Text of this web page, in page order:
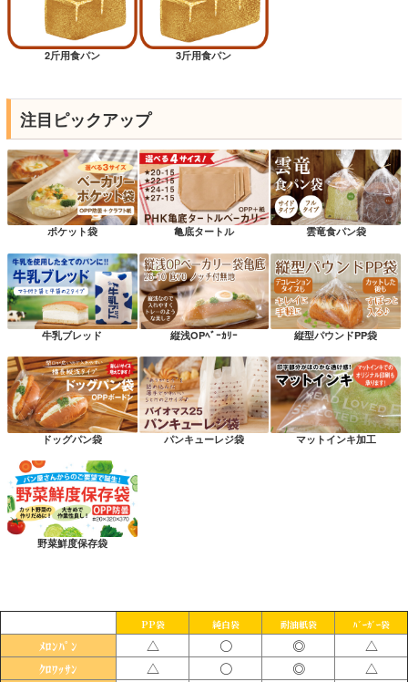
2斤用食パン 3斤用食パン
注目ピックアップ
ポケット袋 亀底タートル 雲竜食パン袋
牛乳ブレッド 縦浅OPﾍﾞｰｶﾘｰ 縦型パウンドPP袋
ドッグパン袋 パンキューレジ袋 マットインキ加工
野菜鮮度保存袋
PP袋 純白袋 耐油紙袋 ﾊﾞｰｶﾞｰ袋
ﾒﾛﾝﾊﾟﾝ △ 〇 ◎ △
ｸﾛﾜｯｻﾝ △ 〇 ◎ △